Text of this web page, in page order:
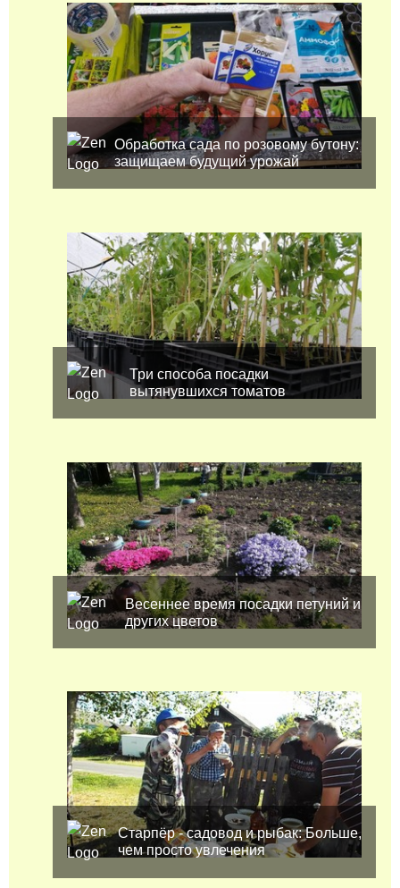
Обработка сада по розовому бутону:
защищаем будущий урожай
Три способа посадки
вытянувшихся томатов
Весеннее время посадки петуний и
других цветов
Старпёр - садовод и рыбак: Больше,
чем просто увлечения